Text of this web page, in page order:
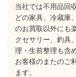
当社では不用品回
どの家具、冷蔵庫
のお買取以外にも
クセサリー、釣具
理・生前整理も含
お客様のまたのご
ます。